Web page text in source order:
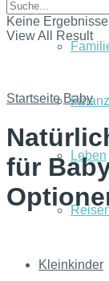
Leben
Kleinkinder
Keine Ergebnisse
View All Result
Startseite Baby
für